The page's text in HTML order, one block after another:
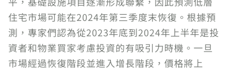
住宅市場可能在2024年第三季度末恢復。根據預
測，專家們認為從2023年底到2024年上半年是投
資者和物業買家考慮投資的有吸引力時機。一旦
市場經過恢復階段並進入增長階段，價格將上